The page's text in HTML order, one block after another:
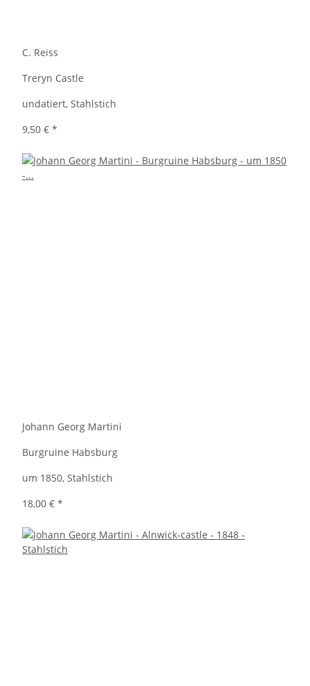
C. Reiss
Treryn Castle
undatiert, Stahlstich
9,50 € *
Johann Georg Martini
Burgruine Habsburg
um 1850, Stahlstich
18,00 € *